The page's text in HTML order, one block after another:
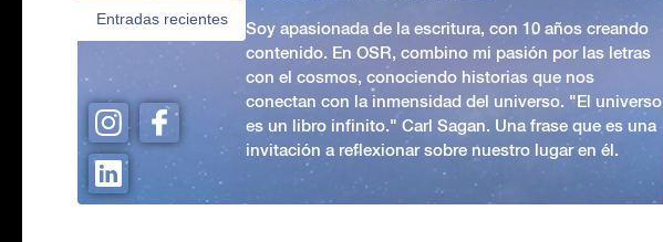
Entradas recientes
Soy apasionada de la escritura, con 10 años creando
contenido. En OSR, combino mi pasión por las letras
con el cosmos, conociendo historias que nos
conectan con la inmensidad del universo. "El universo
es un libro infinito." Carl Sagan. Una frase que es una
invitación a reflexionar sobre nuestro lugar en él.